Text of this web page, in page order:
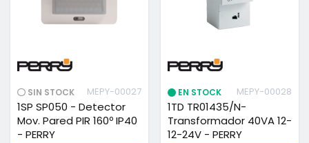
SIN STOCK MEPY-00027
1SP SP050 - Detector
Mov. Pared PIR 160º IP40
- PERRY
EN STOCK MEPY-00028
1TD TR01435/N-
Transformador 40VA 12-
12-24V - PERRY